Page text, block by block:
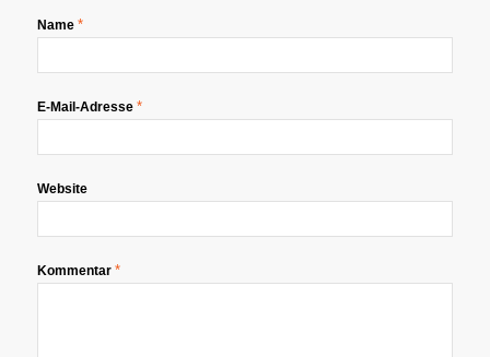
Name *
E-Mail-Adresse *
Website
Kommentar *